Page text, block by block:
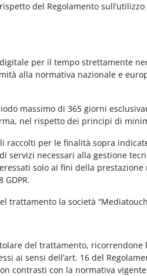
del Regolamento
per il tempo strettamente
alla normativa nazionale e
massimo di 365 giorni
nel rispetto dei principi di
raccolti per le finalità sopra
servizi necessari alla gestione
solo ai fini della
trattamento la società
del trattamento, ricorrendone
ai sensi dell’art. 16 del
contrasti con la normativa